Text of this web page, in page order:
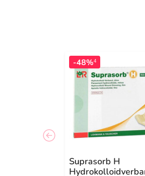
-48%4
Suprasorb H